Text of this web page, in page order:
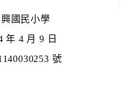
國民小學
年 4 月 9 日
號